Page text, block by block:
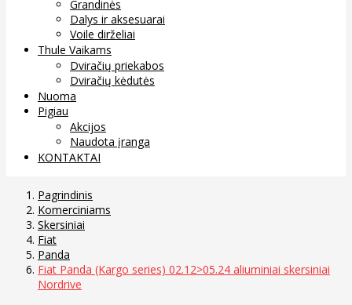
Grandinės
Dalys ir aksesuarai
Voile dirželiai
Thule Vaikams
Dviračių priekabos
Dviračių kėdutės
Nuoma
Pigiau
Akcijos
Naudota įranga
KONTAKTAI
Pagrindinis
Komerciniams
Skersiniai
Fiat
Panda
Fiat Panda (Kargo series) 02.12>05.24 aliuminiai skersiniai
Nordrive